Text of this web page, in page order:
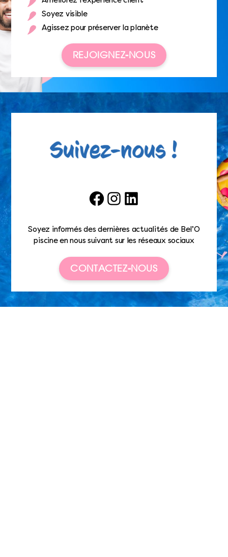
Soyez visible
Agissez pour préserver la planète
REJOIGNEZ-NOUS
FacebookInstagramLinkedIn
Soyez informés des dernières actualités de Bel’O
piscine en nous suivant sur les réseaux sociaux
CONTACTEZ-NOUS